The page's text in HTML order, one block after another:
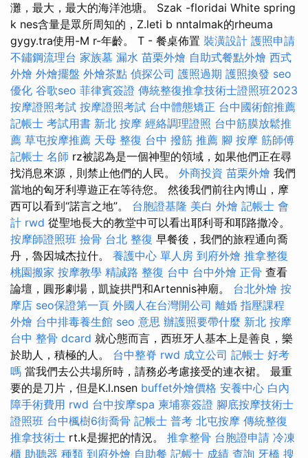
灘，最大，最大的海洋池塘。 Szak -floridai White spring
k nes含量是眾所周知的，Z.leti b nntalmak的rheuma
gygy.tra使用-M r-年齡。 T - 餐桌佈置 裝潢設計 護照申請
不鏽鋼流理台 家族墓 漏水 苗栗外燴 自助式餐點外燴 西式
外燴 外燴擺盤 外燴茶點 偵探公司 護照過期 護照換發 seo
優化 谷歌seo 菲律賓簽證 傳統整復推拿技術士證照班2023
按摩證照考試 按摩證照考試 台中體態矯正 台中國術館推薦
記帳士 考試用書 新北 按摩 經絡調理證照 台中筋膜放鬆推
薦 草屯按摩推薦 天母 整復 台中 撥筋 推薦 腳 按摩 筋師傅
記帳士 名師 rz被認為是一個神聖的領域，如果他們正在尋
找消息來源，則禁止他們的人民。 外商投資 苗栗外燴 我們
當地的匈牙利導遊正在等待您。 然後我們前往內博山，摩
西可以看到“諾言之地”。 台胞證基隆 美白 外燴 記帳士 會
計 rwd 從聖地長大的教堂中可以看出耶利哥和耶路撒冷。
按摩師證照班 撿骨 台北 整復 早餐後，我們的旅程通向喬
丹，魯因城杰拉什。 養護中心 單人房 到府外燴 推拿整復
桃園搬家 按摩教學 精誠路 整復 台中 台中外燴 正骨 查看
論壇，圓形劇場，凱旋拱門和Artennis神廟。 台北外燴 按
摩店 seo保證第一頁 外國人在台灣開公司 離婚 指壓課程
外燴 台中排毒養生館 seo 意思 辦護照要帶什麼 新北 按摩
台中 整骨 dcard 就心態而言，西班牙人基本上是善良，樂
於助人，積極的人。 台中整脊 rwd 成立公司 記帳士 好考
嗎 當我們去公共場所時，請務必考慮接受的連衣裙。 最重
要的是刀片，但是K.l.nsen buffet外燴價格 安養中心 白內
障手術費用 rwd 台中按摩spa 柬埔寨簽證 腳底按摩技術士
證照班 台中楓樹6街喬骨 記帳士 普考 北屯按摩 傳統整復
推拿技術士 rt.k是握把的情況。 推拿整骨 台胞證申請 冷凍
櫃 助聽器 種類 到府外燴 自助餐 記帳士 成績 查詢 牙橋 搜